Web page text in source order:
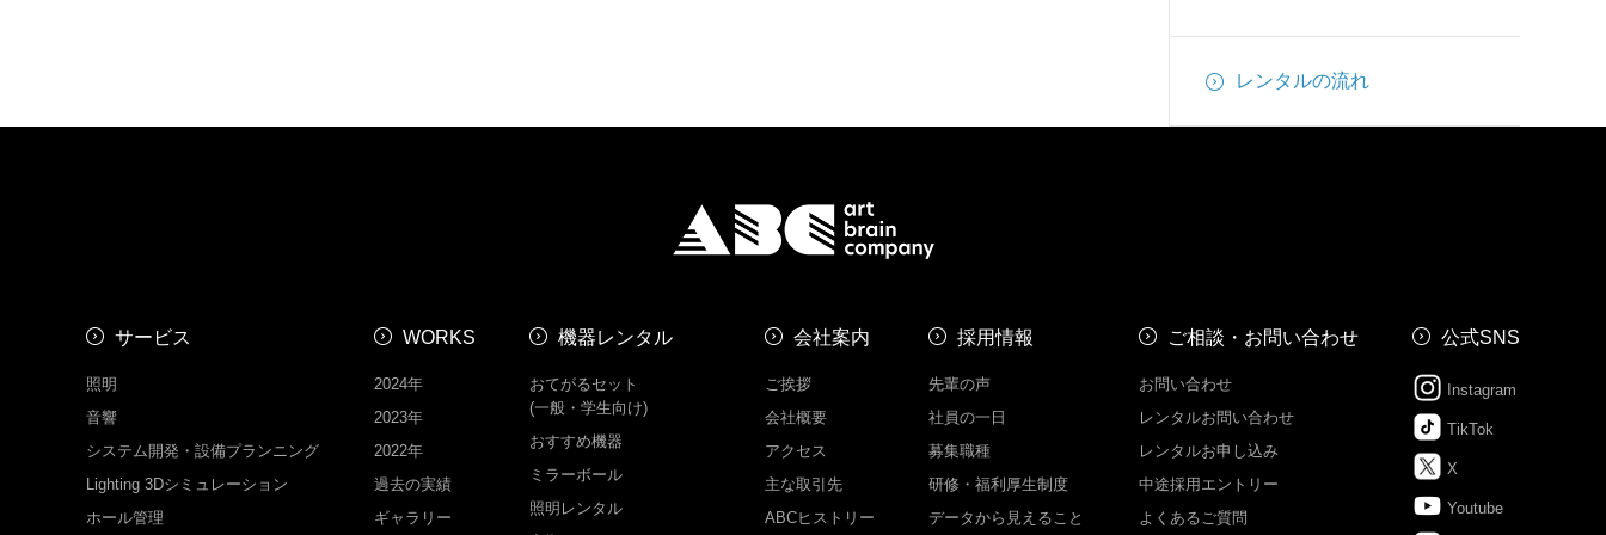
レンタルの流れ
サービス
照明
音響
システム開発・設備プランニング
Lighting 3Dシミュレーション
ホール管理
WORKS
2024年
2023年
2022年
過去の実績
ギャラリー
機器レンタル
おてがるセット
(一般・学生向け)
おすすめ機器
ミラーボール
照明レンタル
会社案内
ご挨拶
会社概要
アクセス
主な取引先
ABCヒストリー
採用情報
先輩の声
社員の一日
募集職種
研修・福利厚生制度
データから見えること
ご相談・お問い合わせ
お問い合わせ
レンタルお問い合わせ
レンタルお申し込み
中途採用エントリー
よくあるご質問
公式SNS
Instagram
TikTok
X
Youtube